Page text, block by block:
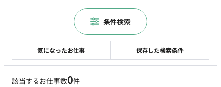
該当するお仕事数0件
気になったお仕事 保存した検索条件
条件検索